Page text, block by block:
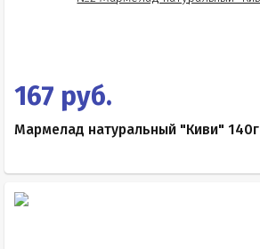
167 руб.
Мармелад натуральный "Киви" 140г